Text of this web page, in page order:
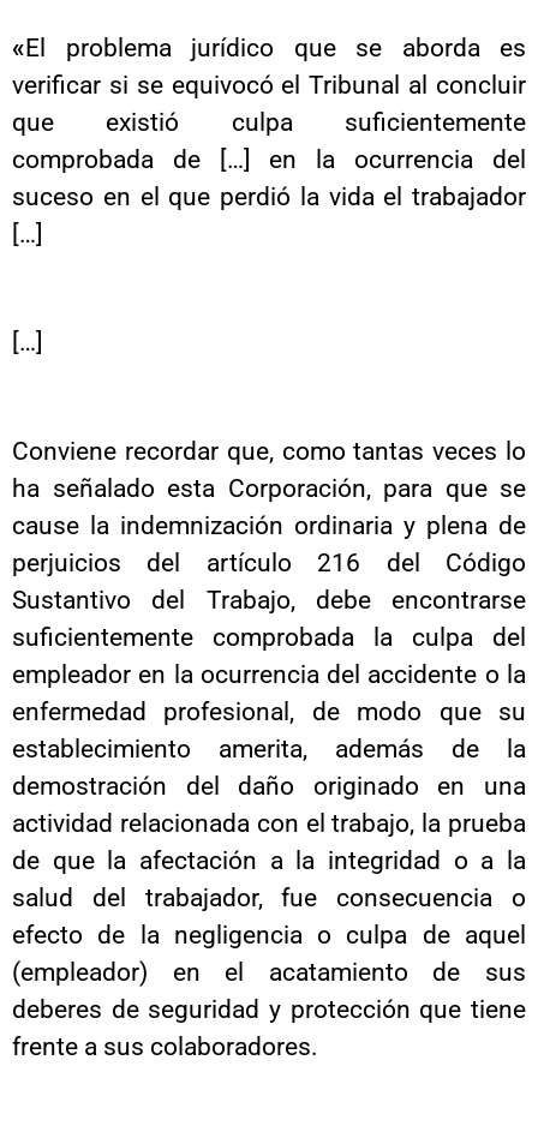
«El problema jurídico que se aborda es
verificar si se equivocó el Tribunal al concluir
que existió culpa suficientemente
comprobada de […] en la ocurrencia del
suceso en el que perdió la vida el trabajador
[…]
[…]
Conviene recordar que, como tantas veces lo
ha señalado esta Corporación, para que se
cause la indemnización ordinaria y plena de
perjuicios del artículo 216 del Código
Sustantivo del Trabajo, debe encontrarse
suficientemente comprobada la culpa del
empleador en la ocurrencia del accidente o la
enfermedad profesional, de modo que su
establecimiento amerita, además de la
demostración del daño originado en una
actividad relacionada con el trabajo, la prueba
de que la afectación a la integridad o a la
salud del trabajador, fue consecuencia o
efecto de la negligencia o culpa de aquel
(empleador) en el acatamiento de sus
deberes de seguridad y protección que tiene
frente a sus colaboradores.